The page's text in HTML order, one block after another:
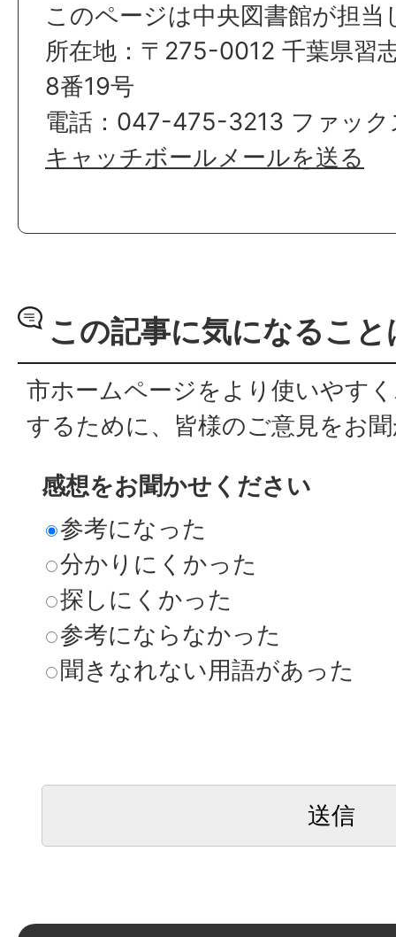
このページは中央図書館が担当
所在地：〒275-0012 千葉県習
8番19号
電話：047-475-3213 ファッ
キャッチボールメールを送る
この記事に気になるこ
市ホームページをより使いやす
するために、皆様のご意見をお
感想をお聞かせください
参考になった
分かりにくかった
探しにくかった
参考にならなかった
聞きなれない用語があった